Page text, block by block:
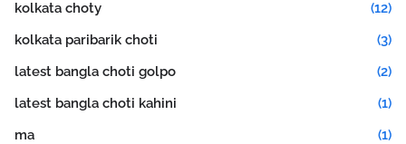
kolkata choty
(12)
kolkata paribarik choti
(3)
latest bangla choti golpo
(2)
latest bangla choti kahini
(1)
ma
(1)